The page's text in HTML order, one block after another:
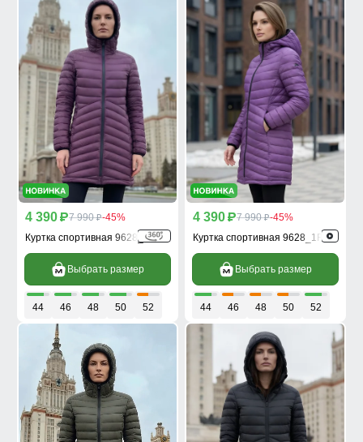
4 390 p7 990 p-45%
Куртка спортивная 9628_1TF
Выбрать размер
44 46 48 50 52
4 390 p7 990 p-45%
Куртка спортивная 9628_1F
Выбрать размер
44 46 48 50 52